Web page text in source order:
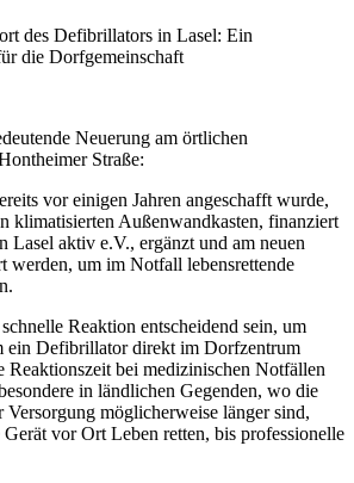
des Defibrillators in Lasel: Ein
die Dorfgemeinschaft
Neuerung am örtlichen
Straße:
vor einigen Jahren angeschafft wurde,
klimatisierten Außenwandkasten, finanziert
Lasel aktiv e.V., ergänzt und am neuen
werden, um im Notfall lebensrettende
Reaktion entscheidend sein, um
ein Defibrillator direkt im Dorfzentrum
bei medizinischen Notfällen
in ländlichen Gegenden, wo die
Versorgung möglicherweise länger sind,
Gerät vor Ort Leben retten, bis professionelle